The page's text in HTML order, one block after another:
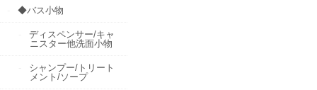
◆バス小物
ディスペンサー/キャ
ニスター他洗面小物
シャンプー/トリート
メント/ソープ